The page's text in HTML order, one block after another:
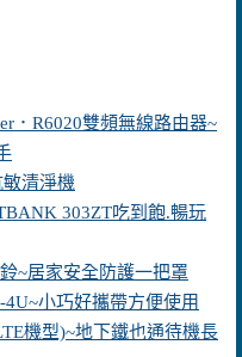
．R6020雙頻無線路由器~
清淨機
303ZT吃到飽.暢玩
~居家安全防護一把罩
4U~小巧好攜帶方便使用
機型)~地下鐵也通待機長